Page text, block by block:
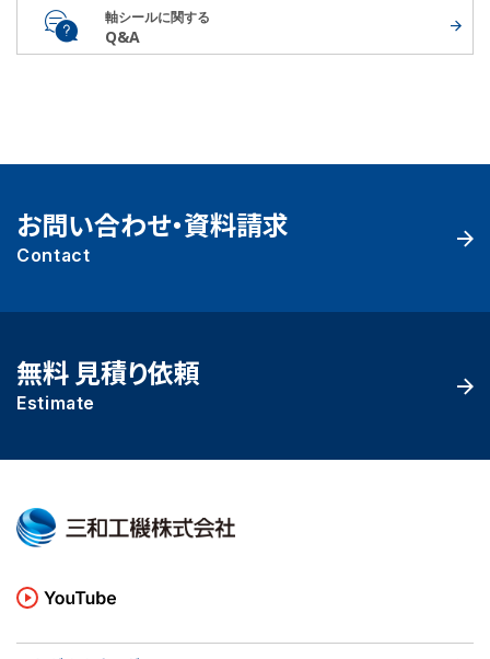
軸シールに関する
Q&A
お問い合わせ・資料請求
Contact
無料 見積り依頼
Estimate